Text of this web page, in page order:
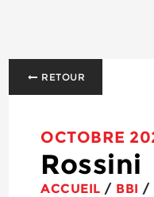
RETOUR
OCTOBRE
Rossini
ACCUEIL / BBI /